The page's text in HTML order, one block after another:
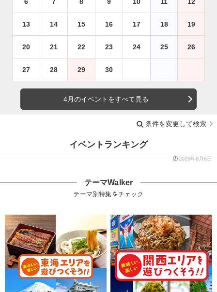
13 14 15 16 17 18 19
20 21 22 23 24 25 26
27 28 29 30
4月のイベントをすべて見る
条件を変更して検索
イベントランキング
2026年8月6日
テーマWalker
テーマ別特集をチェック